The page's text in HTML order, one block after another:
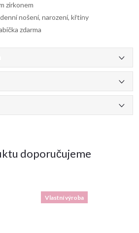
zirkonem
nošení, narození, křtiny
zdarma
doporučujeme
Vlastní výroba